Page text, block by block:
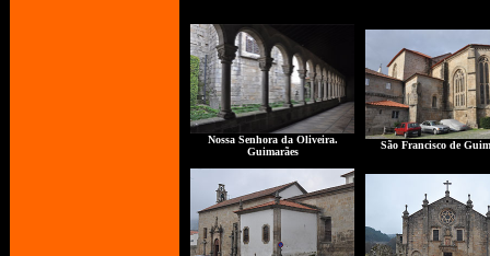
Nossa Senhora da Oliveira.
Guimarães
São Francisco de